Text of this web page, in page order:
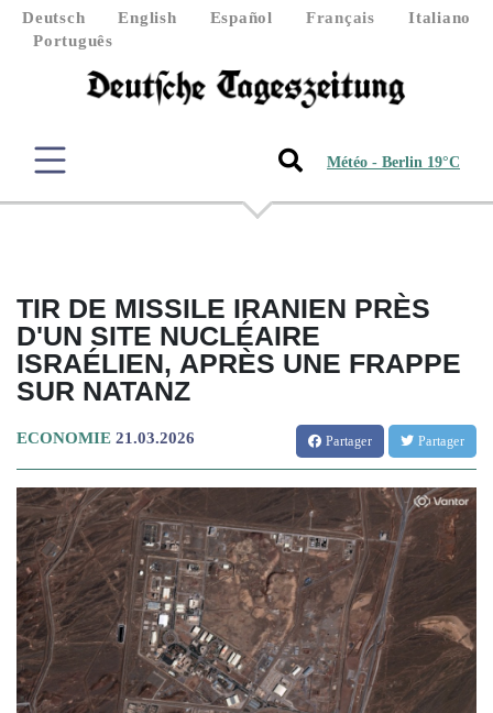
Deutsch English Español Français
Italiano
Português
Météo - Berlin 19°C
TIR DE MISSILE IRANIEN PRÈS
D'UN SITE NUCLÉAIRE
ISRAÉLIEN, APRÈS UNE FRAPPE
SUR NATANZ
ECONOMIE 21.03.2026 Partager Partager